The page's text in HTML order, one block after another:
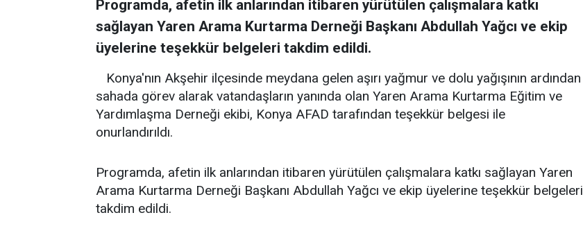
Programda, afetin ilk anlarından itibaren yürütülen çalışmalara katkı
sağlayan Yaren Arama Kurtarma Derneği Başkanı Abdullah Yağcı ve ekip
üyelerine teşekkür belgeleri takdim edildi.
Konya'nın Akşehir ilçesinde meydana gelen aşırı yağmur ve dolu yağışının ardından
sahada görev alarak vatandaşların yanında olan Yaren Arama Kurtarma Eğitim ve
Yardımlaşma Derneği ekibi, Konya AFAD tarafından teşekkür belgesi ile
onurlandırıldı.
Programda, afetin ilk anlarından itibaren yürütülen çalışmalara katkı sağlayan Yaren
Arama Kurtarma Derneği Başkanı Abdullah Yağcı ve ekip üyelerine teşekkür belgeleri
takdim edildi.